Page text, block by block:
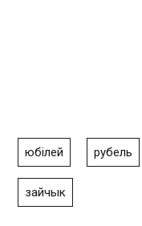
юбілей рубель
зайчык